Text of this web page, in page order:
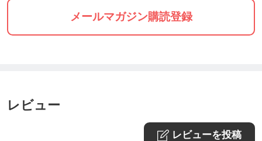
メールマガジン購読登録
レビュー
レビューを投稿